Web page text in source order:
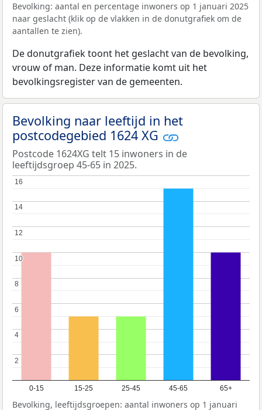
Bevolking: aantal en percentage inwoners op 1 januari 2025
naar geslacht (klik op de vlakken in de donutgrafiek om de
aantallen te zien).
De donutgrafiek toont het geslacht van de bevolking,
vrouw of man. Deze informatie komt uit het
bevolkingsregister van de gemeenten.
Bevolking naar leeftijd in het
postcodegebied 1624 XG
Postcode 1624XG telt 15 inwoners in de
leeftijdsgroep 45-65 in 2025.
0-15 15-25 25-45 45-65 65+
2
2
4
4
6
6
8
8
10
10
12
12
14
14
16
16
Bevolking, leeftijdsgroepen: aantal inwoners op 1 januari